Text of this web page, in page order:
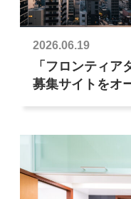
2026.06.19
「フロンティ
募集サイトをオ